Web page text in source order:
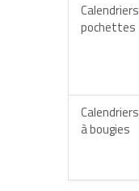
Calendriers
pochettes
Calendriers
à bougies